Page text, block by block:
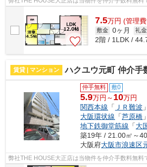
7.5万円 (管理
敷金 0ヶ月 礼金
2階 / 1LDK /
賃貸 | マンション ハクユウ元町 仲介手
仲手無料 敷0
5.9万円～ 10万円
関西本線 「 ＪＲ難波
大阪環状線 「芦原橋
地下鉄御堂筋線 「大
築19年 / 21.00㎡～
大阪府大阪市浪速区
弊社THE HOUSE大正店は当物件を仲介手数料無料